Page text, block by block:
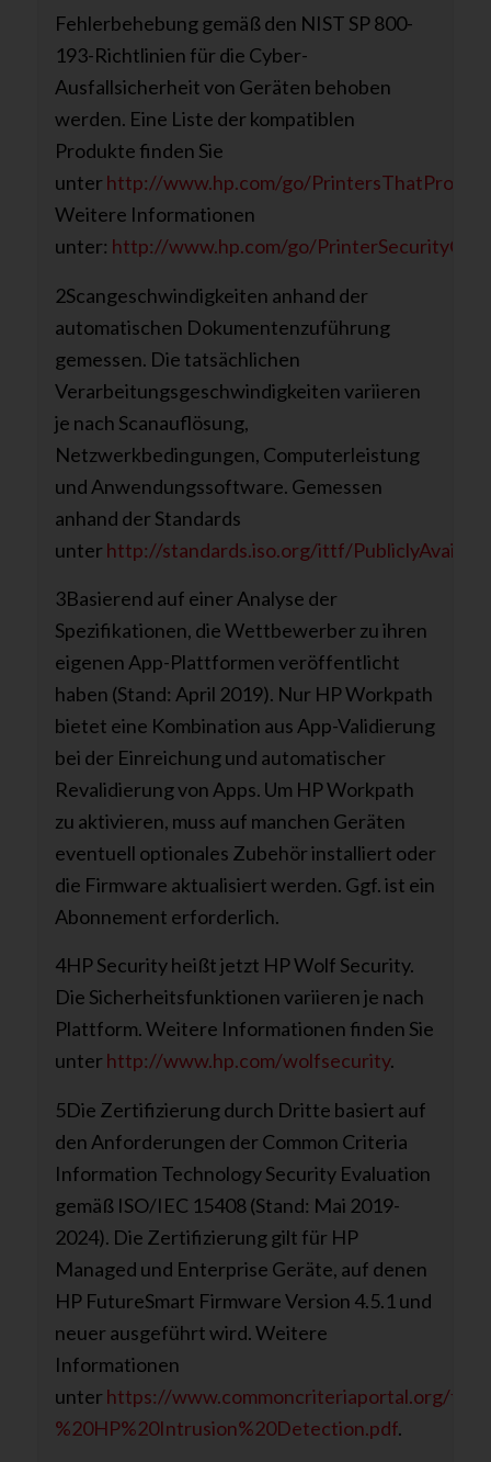
Fehlerbehebung gemäß den NIST SP 800-
193-Richtlinien für die Cyber-
Ausfallsicherheit von Geräten behoben
werden. Eine Liste der kompatiblen
Produkte finden Sie
unter http://www.hp.com/go/PrintersThatProtect
Weitere Informationen
unter: http://www.hp.com/go/
2Scangeschwindigkeiten anhand der
automatischen Dokumentenzuführung
gemessen. Die tatsächlichen
Verarbeitungsgeschwindigkeiten variieren
je nach Scanauflösung,
Netzwerkbedingungen, Computerleistung
und Anwendungssoftware. Gemessen
anhand der Standards
unter http://standards.iso.org/ittf/
3Basierend auf einer Analyse der
Spezifikationen, die Wettbewerber zu ihren
eigenen App-Plattformen veröffentlicht
haben (Stand: April 2019). Nur HP Workpath
bietet eine Kombination aus App-Validierung
bei der Einreichung und automatischer
Revalidierung von Apps. Um HP Workpath
zu aktivieren, muss auf manchen Geräten
eventuell optionales Zubehör installiert oder
die Firmware aktualisiert werden. Ggf. ist ein
Abonnement erforderlich.
4HP Security heißt jetzt HP Wolf Security.
Die Sicherheitsfunktionen variieren je nach
Plattform. Weitere Informationen finden Sie
unter http://www.hp.com/wolfsecurity.
5Die Zertifizierung durch Dritte basiert auf
den Anforderungen der Common Criteria
Information Technology Security Evaluation
gemäß ISO/IEC 15408 (Stand: Mai 2019-
2024). Die Zertifizierung gilt für HP
Managed und Enterprise Geräte, auf denen
HP FutureSmart Firmware Version 4.5.1 und
neuer ausgeführt wird. Weitere
Informationen
unter https://www.commoncriteriaportal.org/
%20HP%20Intrusion%20Detection.pdf.